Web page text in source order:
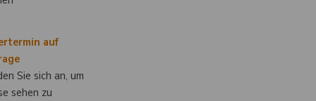
auf
Sie sich an, um
sehen zu